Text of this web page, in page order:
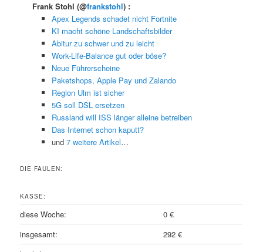
Frank Stohl(@frankstohl) :
Apex Legends schadet nicht Fortnite
KI macht schöne Landschaftsbilder
Abitur zu schwer und zu leicht
Work-Life-Balance gut oder böse?
Neue Führerscheine
Paketshops, Apple Pay und Zalando
Region Ulm ist sicher
5G soll DSL ersetzen
Russland will ISS länger alleine betreiben
Das Internet schon kaputt?
und 7 weitere Artikel…
DIE FAULEN:
KASSE:
diese Woche:
0 €
insgesamt:
292 €